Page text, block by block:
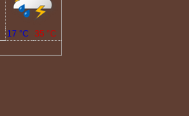
17 °C 35 °C